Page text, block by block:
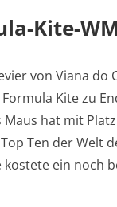
Kite-
von Viana do
Kite zu
Maus hat mit
Ten der Welt
ein noch